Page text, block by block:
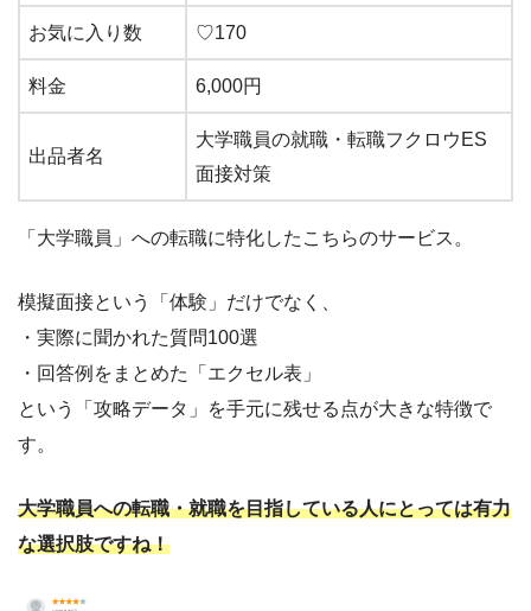
お気に入り数 ♡170
料金 6,000円
出品者名
大学職員の就職・転職フクロウES
面接対策
「大学職員」への転職に特化したこちらのサービス。
模擬面接という「体験」だけでなく、
・実際に聞かれた質問100選
・回答例をまとめた「エクセル表」
という「攻略データ」を手元に残せる点が大きな特徴で
す。
大学職員への転職・就職を目指している人にとっては有力
な選択肢ですね！